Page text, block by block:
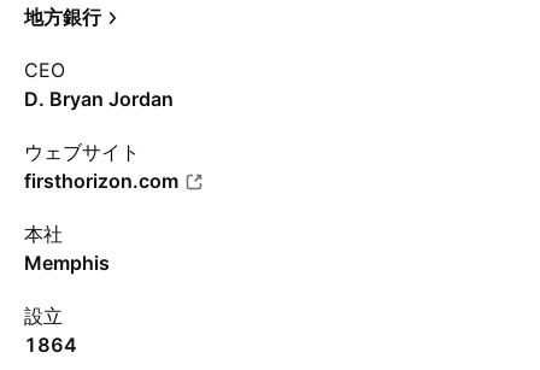
地方銀行
CEO
D. Bryan Jordan
ウェブサイト
firsthorizon.com
本社
Memphis
設立
1864